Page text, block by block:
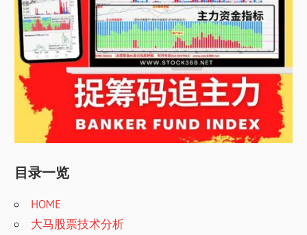
目录一览
HOME
大马股票技术分析